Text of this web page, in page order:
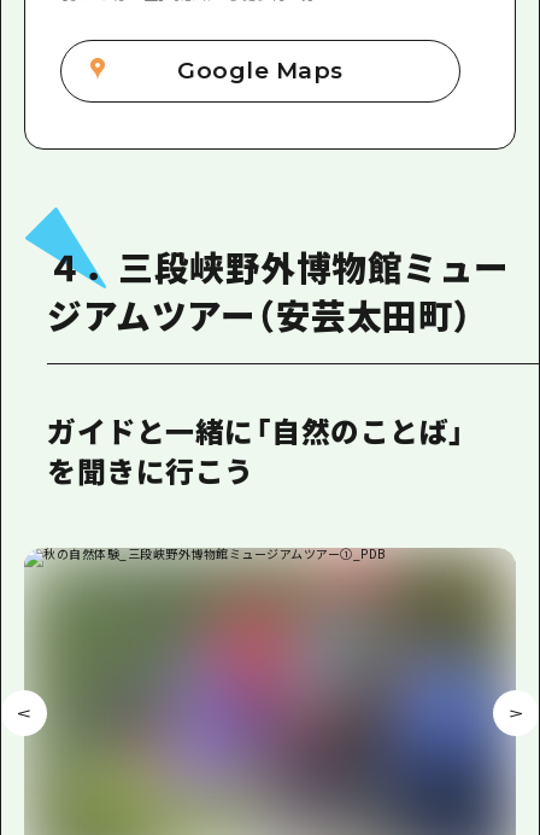
Google Maps
４．三段峡野外博物館ミュー
ジアムツアー（安芸太田町）
ガイドと一緒に「自然のことば」
を聞きに行こう